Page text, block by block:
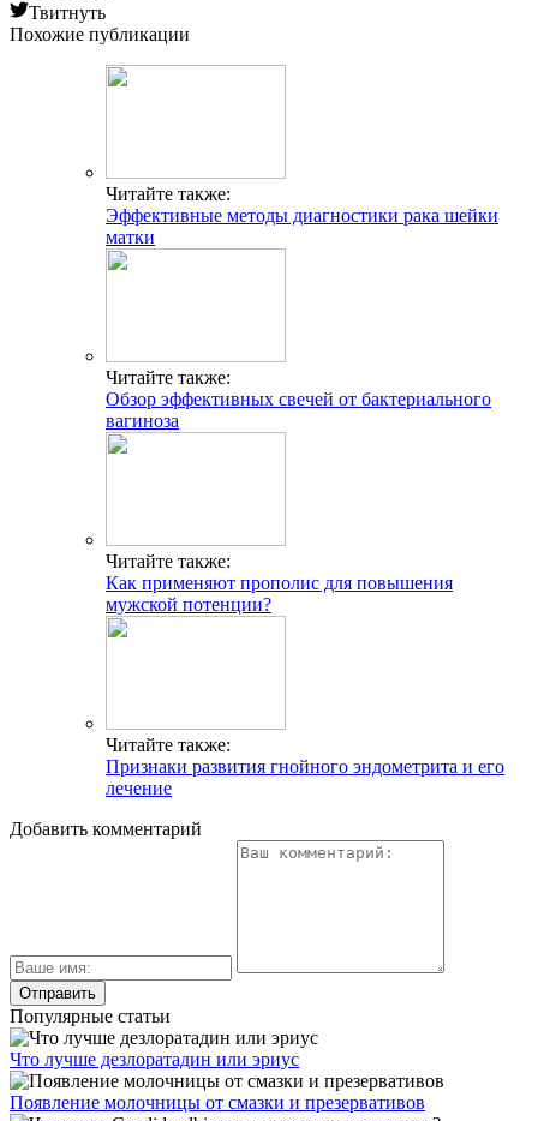
Твитнуть
Похожие публикации
Читайте также:
Эффективные методы диагностики рака шейки
матки
Читайте также:
Обзор эффективных свечей от бактериального
вагиноза
Читайте также:
Как применяют прополис для повышения
мужской потенции?
Читайте также:
Признаки развития гнойного эндометрита и его
лечение
Добавить комментарий
Популярные статьи
Что лучше дезлоратадин или эриус
Появление молочницы от смазки и презервативов